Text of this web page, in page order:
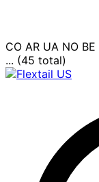
CO AR UA NO BE
... (45 total)